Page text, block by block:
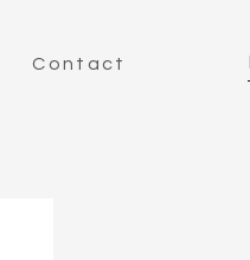
Contact